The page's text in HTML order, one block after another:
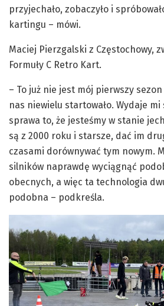
przyjechało, zobaczyło i
kartingu – mówi.
Maciej Pierzgalski z Częstochowy,
Formuły C Retro Kart.
– To już nie jest mój pierwszy
nas niewielu startowało. Wydaje
sprawa to, że jesteśmy w stanie
są z 2000 roku i starsze, dać im
czasami dorównywać tym nowym.
silników naprawdę wyciągnąć
obecnych, a więc ta technologia
podobna – podkreśla.